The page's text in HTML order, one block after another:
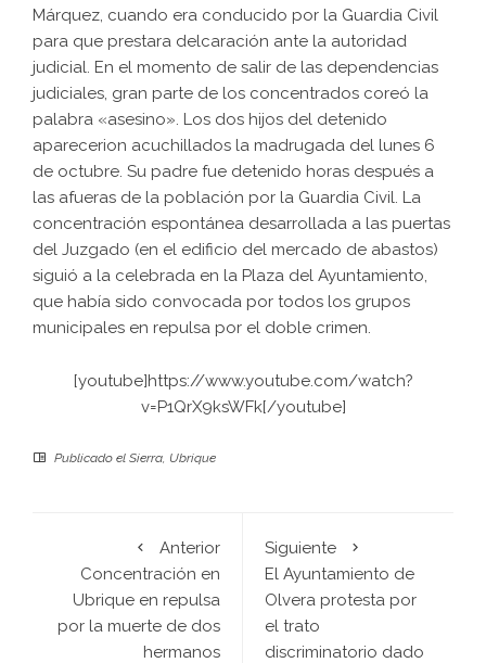
Márquez, cuando era conducido por la Guardia Civil
para que prestara delcaración ante la autoridad
judicial. En el momento de salir de las dependencias
judiciales, gran parte de los concentrados coreó la
palabra «asesino». Los dos hijos del detenido
aparecerion acuchillados la madrugada del lunes 6
de octubre. Su padre fue detenido horas después a
las afueras de la población por la Guardia Civil. La
concentración espontánea desarrollada a las puertas
del Juzgado (en el edificio del mercado de abastos)
siguió a la celebrada en la Plaza del Ayuntamiento,
que había sido convocada por todos los grupos
municipales en repulsa por el doble crimen.
[youtube]https://www.youtube.com/watch?
v=P1QrX9ksWFk[/youtube]
Publicado el Sierra Ubrique
Anterior
Concentración en
Ubrique en repulsa
por la muerte de dos
hermanos
Siguiente
El Ayuntamiento de
Olvera protesta por
el trato
discriminatorio dado